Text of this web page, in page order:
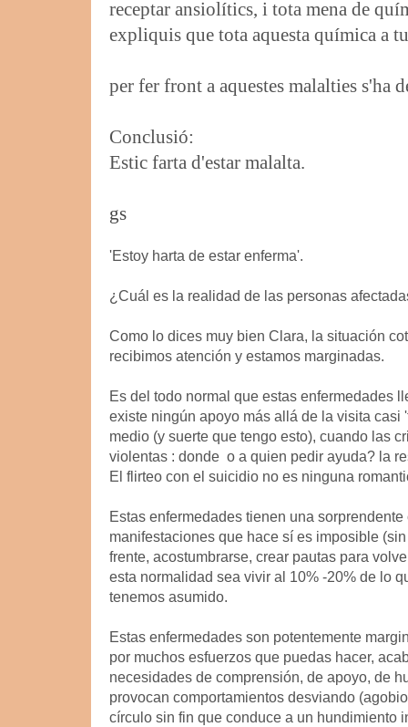
receptar ansiolítics, i tota mena de
expliquis que tota aquesta química a
per fer front a aquestes malalties s'ha
Conclusió:
Estic farta d'estar malalta.
gs
'Estoy harta de estar enferma'.
¿Cuál es la realidad de las personas
Como lo dices muy bien Clara, la situación
recibimos atención y estamos marginadas.
Es del todo normal que estas enfermedades
existe ningún apoyo más allá de la visita casi
medio (y suerte que tengo esto), cuando las
violentas : donde o a quien pedir ayuda? la
El flirteo con el suicidio no es ninguna
Estas enfermedades tienen una
manifestaciones que hace sí es imposible
frente, acostumbrarse, crear pautas para
esta normalidad sea vivir al 10% -20% de lo
tenemos asumido.
Estas enfermedades son potentemente
por muchos esfuerzos que puedas hacer,
necesidades de comprensión, de apoyo, de
provocan comportamientos desviando
círculo sin fin que conduce a un hundimiento